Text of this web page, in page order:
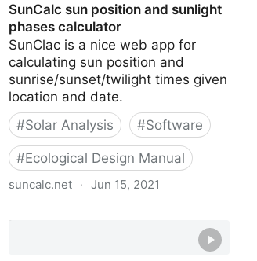
SunCalc sun position and sunlight
phases calculator
SunClac is a nice web app for
calculating sun position and
sunrise/sunset/twilight times given
location and date.
#Solar Analysis #Software
#Ecological Design Manual
suncalc.net · Jun 15, 2021